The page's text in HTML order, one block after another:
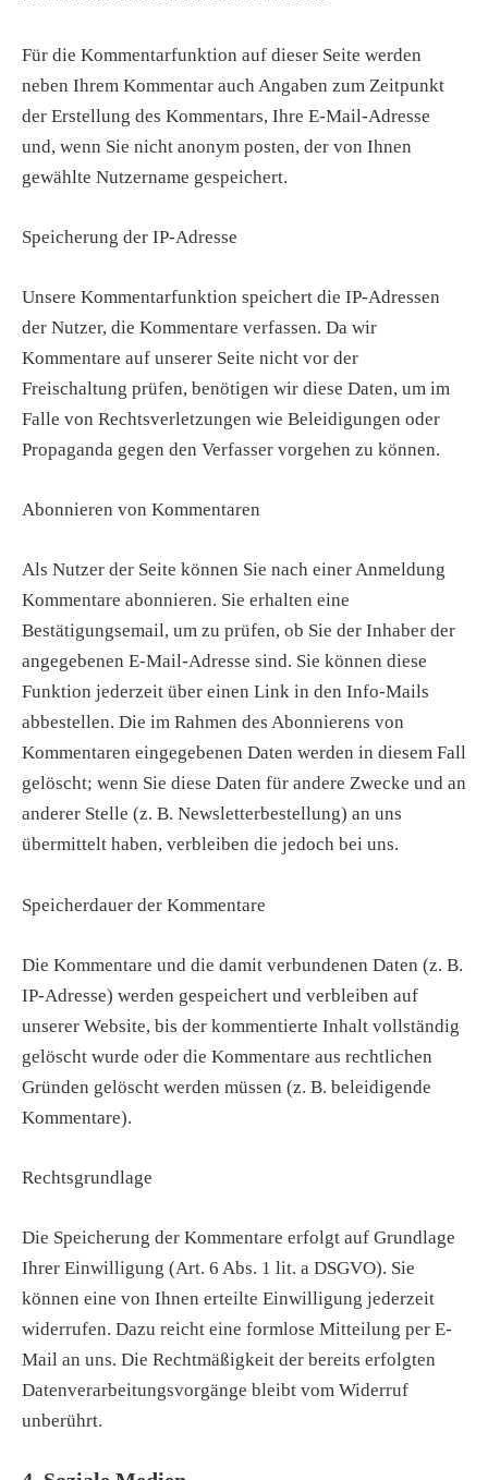
Für die Kommentarfunktion auf dieser Seite werden
neben Ihrem Kommentar auch Angaben zum Zeitpunkt
der Erstellung des Kommentars, Ihre E-Mail-Adresse
und, wenn Sie nicht anonym posten, der von Ihnen
gewählte Nutzername gespeichert.
Speicherung der IP-Adresse
Unsere Kommentarfunktion speichert die IP-Adressen
der Nutzer, die Kommentare verfassen. Da wir
Kommentare auf unserer Seite nicht vor der
Freischaltung prüfen, benötigen wir diese Daten, um im
Falle von Rechtsverletzungen wie Beleidigungen oder
Propaganda gegen den Verfasser vorgehen zu können.
Abonnieren von Kommentaren
Als Nutzer der Seite können Sie nach einer Anmeldung
Kommentare abonnieren. Sie erhalten eine
Bestätigungsemail, um zu prüfen, ob Sie der Inhaber der
angegebenen E-Mail-Adresse sind. Sie können diese
Funktion jederzeit über einen Link in den Info-Mails
abbestellen. Die im Rahmen des Abonnierens von
Kommentaren eingegebenen Daten werden in diesem Fall
gelöscht; wenn Sie diese Daten für andere Zwecke und an
anderer Stelle (z. B. Newsletterbestellung) an uns
übermittelt haben, verbleiben die jedoch bei uns.
Speicherdauer der Kommentare
Die Kommentare und die damit verbundenen Daten (z. B.
IP-Adresse) werden gespeichert und verbleiben auf
unserer Website, bis der kommentierte Inhalt vollständig
gelöscht wurde oder die Kommentare aus rechtlichen
Gründen gelöscht werden müssen (z. B. beleidigende
Kommentare).
Rechtsgrundlage
Die Speicherung der Kommentare erfolgt auf Grundlage
Ihrer Einwilligung (Art. 6 Abs. 1 lit. a DSGVO). Sie
können eine von Ihnen erteilte Einwilligung jederzeit
widerrufen. Dazu reicht eine formlose Mitteilung per E-
Mail an uns. Die Rechtmäßigkeit der bereits erfolgten
Datenverarbeitungsvorgänge bleibt vom Widerruf
unberührt.